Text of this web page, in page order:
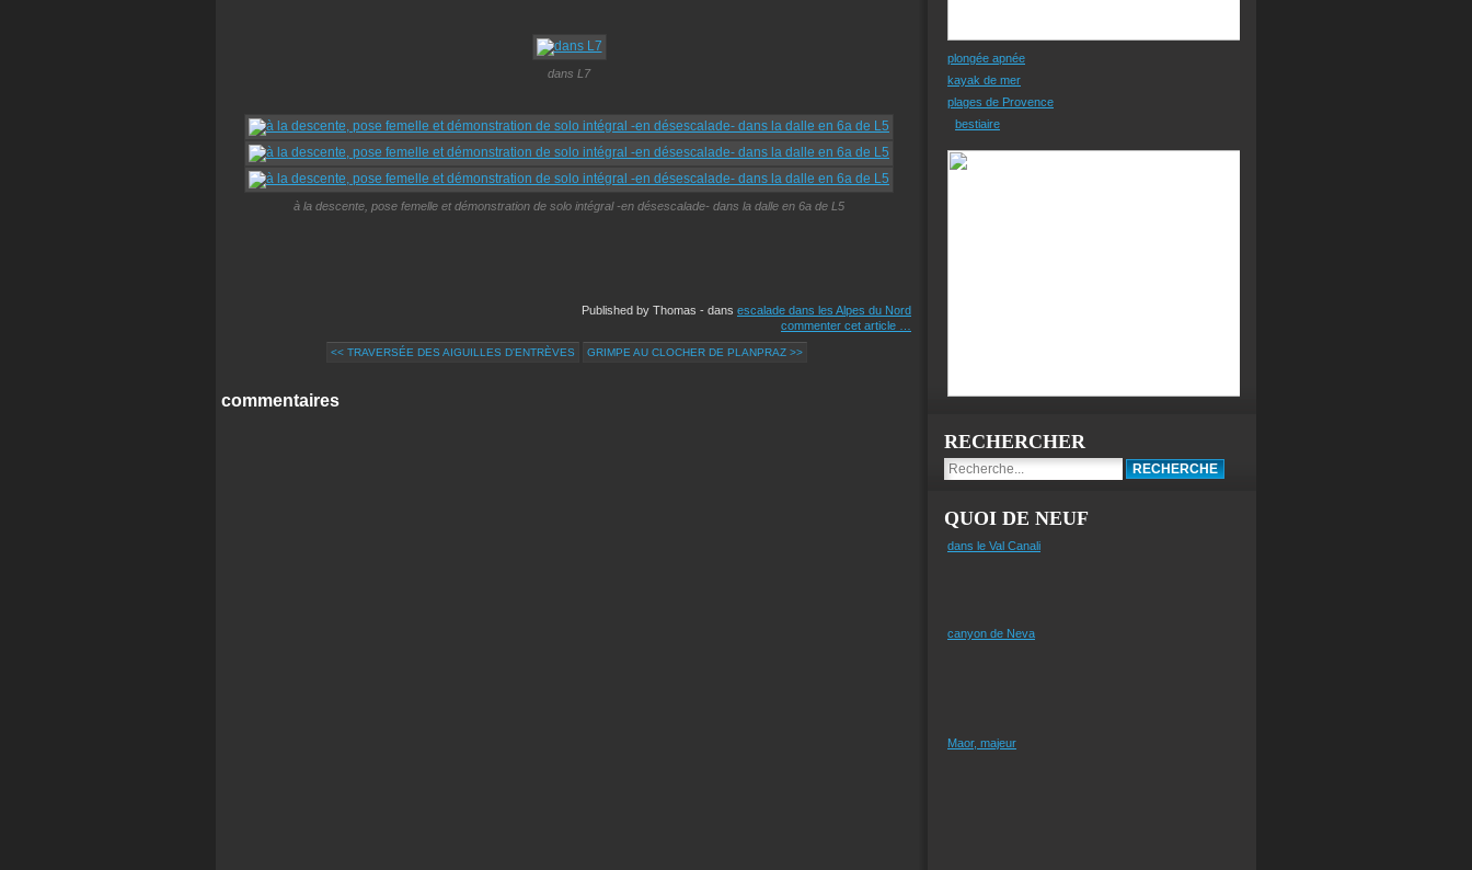
dans L7
à la descente, pose femelle et démonstration de solo intégral -en désescalade- dans la dalle en 6a de L5
Published by Thomas - dans escalade dans les Alpes du Nord
commenter cet article
<< TRAVERSÉE DES AIGUILLES D'ENTRÈVES GRIMPE AU CLOCHER DE PLANPRAZ >>
commentaires
plongée apnée
kayak de mer
plages de Provence
bestiaire
RECHERCHER
QUOI DE NEUF
dans le Val Canali
canyon de Neva
Maor, majeur